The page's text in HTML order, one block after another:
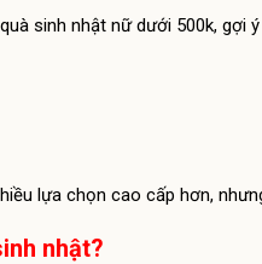
sinh nhật nữ dưới 500k, gợi
lựa chọn cao cấp hơn,
nhật?